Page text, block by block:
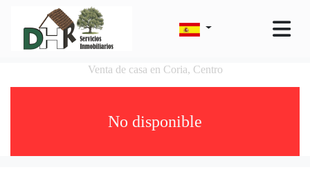
Venta de casa en Coria, Centro
No disponible